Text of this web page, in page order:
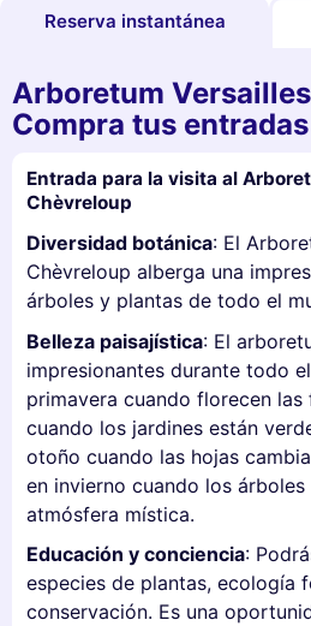
Reserva instantánea
Arboretum
Compra tus entradas
Entrada para la visita al
Chèvreloup
Diversidad botánica: El
Chèvreloup alberga una
árboles y plantas de todo el
Belleza paisajística: El
impresionantes durante todo
primavera cuando florecen las
cuando los jardines están
otoño cuando las hojas
en invierno cuando los árboles
atmósfera mística.
Educación y conciencia:
especies de plantas, ecología
conservación. Es una